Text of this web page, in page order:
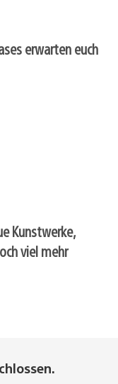
erwarten euch
Kunstwerke,
viel mehr